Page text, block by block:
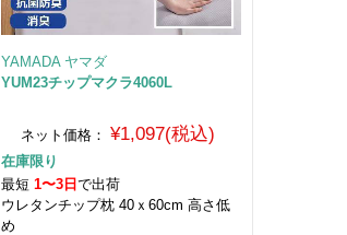
YAMADA ヤマダ
YUM23チップマクラ4060L
ネット価格： ¥1,097(税込)
在庫限り
最短 1〜3日 で出荷
ウレタンチップ枕 40ｘ60cm 高さ低
め